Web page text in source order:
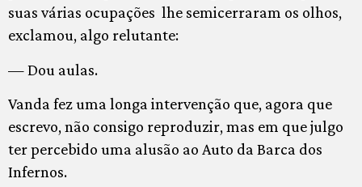
suas várias ocupações lhe semicerraram os olhos,
exclamou, algo relutante:
— Dou aulas.
Vanda fez uma longa intervenção que, agora que
escrevo, não consigo reproduzir, mas em que julgo
ter percebido uma alusão ao Auto da Barca dos
Infernos.